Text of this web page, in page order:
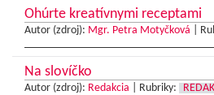
Ohúrte kreatívnymi receptami
Autor (zdroj): Mgr. Petra Motyčková
Na slovíčko
Autor (zdroj): Redakcia Rubriky: